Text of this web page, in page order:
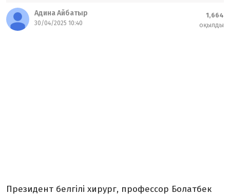
Адина Айбатыр
30/04/2025 10:40
1,664
оқылды
Президент белгілі хирург, профессор Болатбек